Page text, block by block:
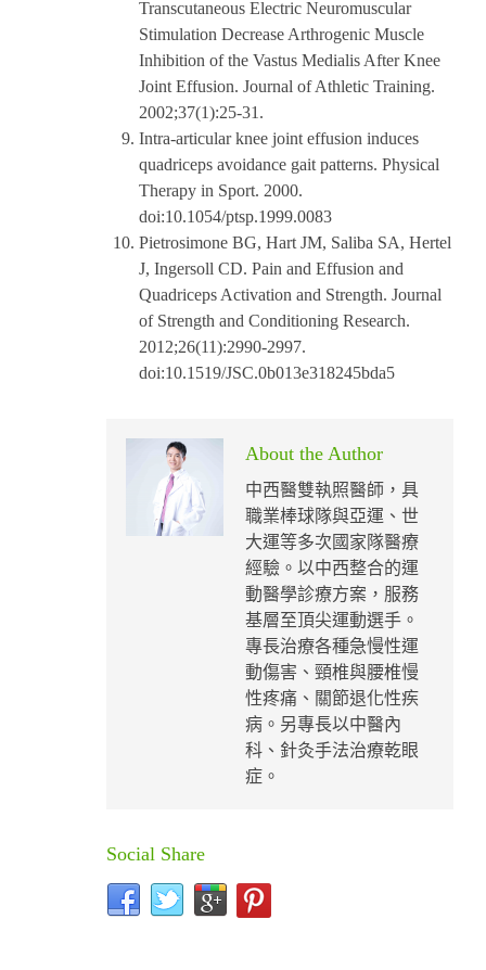
Transcutaneous Electric Neuromuscular
Stimulation Decrease Arthrogenic Muscle
Inhibition of the Vastus Medialis After Knee
Joint Effusion. Journal of Athletic Training.
2002;37(1):25-31.
Intra-articular knee joint effusion induces
quadriceps avoidance gait patterns. Physical
Therapy in Sport. 2000.
doi:10.1054/ptsp.1999.0083
Pietrosimone BG, Hart JM, Saliba SA, Hertel
J, Ingersoll CD. Pain and Effusion and
Quadriceps Activation and Strength. Journal
of Strength and Conditioning Research.
2012;26(11):2990-2997.
doi:10.1519/JSC.0b013e318245bda5
About the Author
中西醫雙執照醫師，具
職業棒球隊與亞運、世
大運等多次國家隊醫療
經驗。以中西整合的運
動醫學診療方案，服務
基層至頂尖運動選手。
專長治療各種急慢性運
動傷害、頸椎與腰椎慢
性疼痛、關節退化性疾
病。另專長以中醫內
科、針灸手法治療乾眼
症。
Social Share